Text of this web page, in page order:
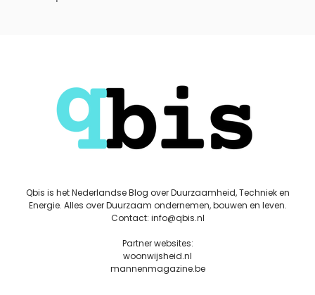
Qbis is het Nederlandse Blog over Duurzaamheid, Techniek en
Energie. Alles over Duurzaam ondernemen, bouwen en leven.
Contact: info@qbis.nl
Partner websites:
woonwijsheid.nl
mannenmagazine.be